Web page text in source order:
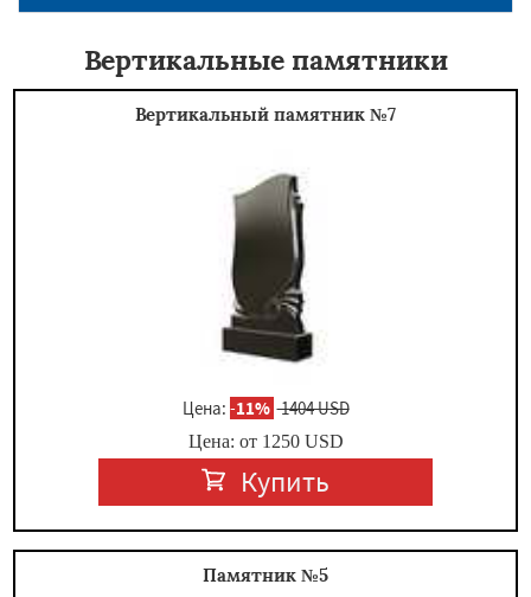
Вертикальные памятники
Вертикальный памятник №7
Цена: -11% 1404 USD
Цена: от 1250USD
Купить
Памятник №5